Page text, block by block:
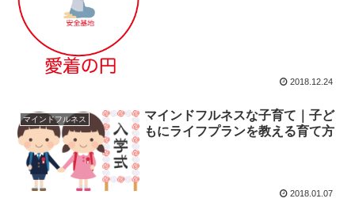
2018.12.24
マインドフルネス
マインドフルネスな子育て｜子ど
もにライフプランを教える育て方
2018.01.07